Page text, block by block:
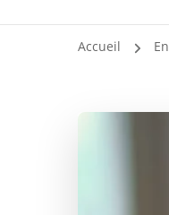
Accueil